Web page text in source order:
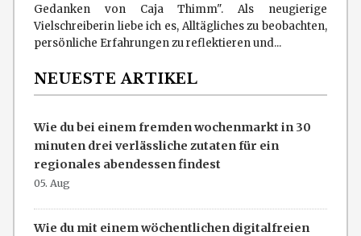
Gedanken von Caja Thimm". Als neugierige
Vielschreiberin liebe ich es, Alltägliches zu beobachten,
persönliche Erfahrungen zu reflektieren und...
NEUESTE ARTIKEL
Wie du bei einem fremden wochenmarkt in 30
minuten drei verlässliche zutaten für ein
regionales abendessen findest
05. Aug
Wie du mit einem wöchentlichen digitalfreien